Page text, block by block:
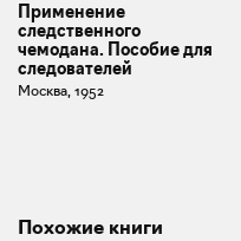
Применение
следственного
чемодана. Пособие для
следователей
Москва, 1952
Похожие книги